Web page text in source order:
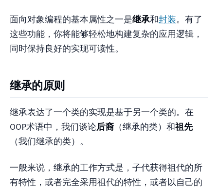
面向对象编程的基本属性之一是继承和封装。有了
这些功能，你将能够轻松地构建复杂的应用逻辑，
同时保持良好的实现可读性。
继承的原则
继承表达了一个类的实现是基于另一个类的。在
OOP术语中，我们谈论后裔 （继承的类）和祖先
（我们继承的类）。
一般来说，继承的工作方式是，子代获得祖代的所
有特性，或者完全采用祖代的特性，或者以自己的